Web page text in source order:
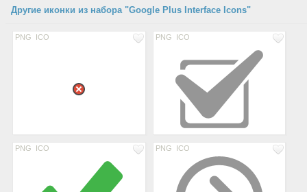
Другие иконки из набора "Google Plus Interface Icons"
PNG ICO PNG ICO
PNG ICO PNG ICO